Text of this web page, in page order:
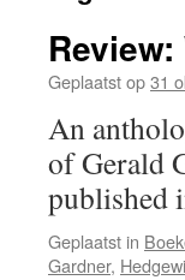
Geplaatst op31
An
of Gerald
published
Geplaatst in
Gardner,